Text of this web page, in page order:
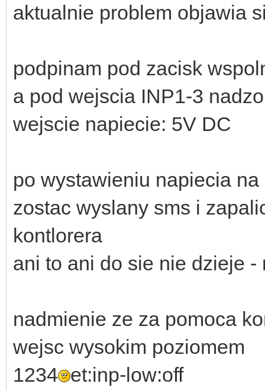
aktualnie problem objawia
podpinam pod zacisk
a pod wejscia INP1-3
wejscie napiecie: 5V DC
po wystawieniu napiecia
zostac wyslany sms i
kontlorera
ani to ani do sie nie dzieje -
nadmienie ze za pomoca
wejsc wysokim poziomem
1234
et:inp-low:off